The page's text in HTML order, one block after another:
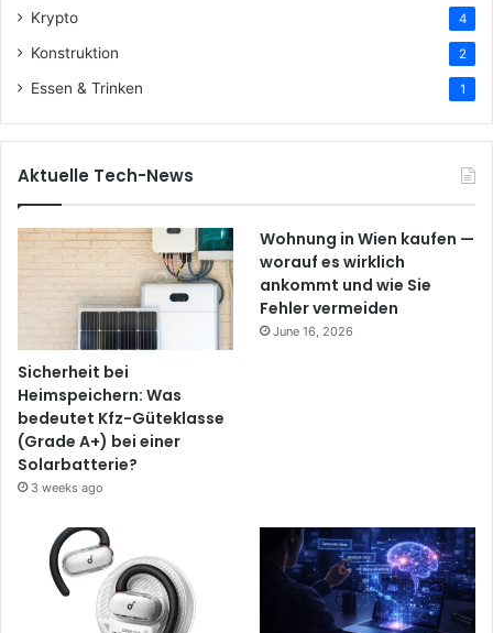
Krypto 4
Konstruktion 2
Essen & Trinken 1
Aktuelle Tech-News
Sicherheit bei
Heimspeichern: Was
bedeutet Kfz-Güteklasse
(Grade A+) bei einer
Solarbatterie?
3 weeks ago
Wohnung in Wien kaufen —
worauf es wirklich
ankommt und wie Sie
Fehler vermeiden
June 16, 2026